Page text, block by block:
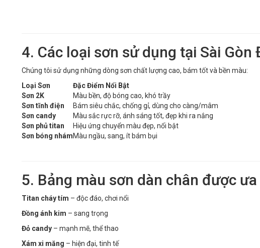
4. Các loại sơn sử dụng tại Sài Gòn
Chúng tôi sử dụng những dòng sơn chất lượng cao, bám tốt và bền màu:
Loại Sơn
Đặc Điểm Nổi Bật
Sơn 2K
Màu bền, độ bóng cao, khó trầy
Sơn tĩnh điện
Bám siêu chắc, chống gỉ, dùng cho càng/mâm
Sơn candy
Màu sắc rực rỡ, ánh sáng tốt, đẹp khi ra nắng
Sơn phủ titan
Hiệu ứng chuyển màu đẹp, nổi bật
Sơn bóng nhámMàu ngầu, sang, ít bám bụi
5. Bảng màu sơn dàn chân được
Titan cháy tím – độc đáo, chơi nổi
Đồng ánh kim – sang trọng
Đỏ candy– mạnh mẽ, thể thao
Xám xi măng – hiện đại, tinh tế